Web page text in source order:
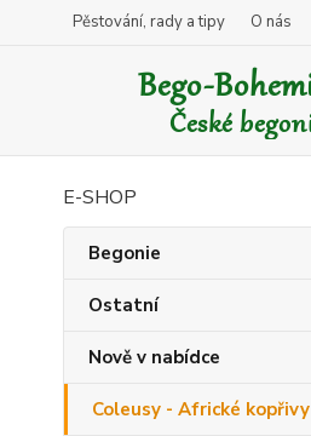
Pěstování, rady a tipy O nás
E-SHOP
Begonie
Ostatní
Nově v nabídce
Coleusy - Africké kopřivy